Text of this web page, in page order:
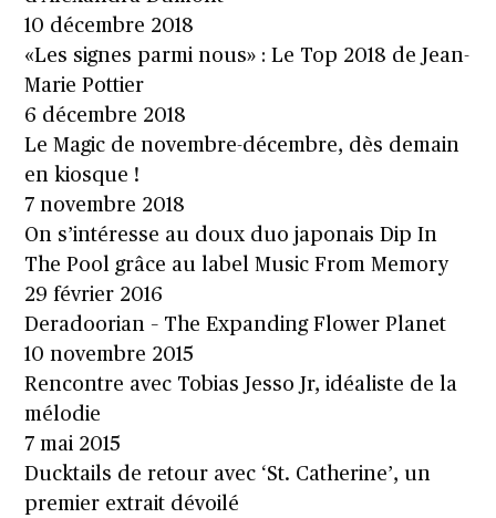
10 décembre 2018
«Les signes parmi nous» : Le Top 2018 de Jean-
Marie Pottier
6 décembre 2018
Le Magic de novembre-décembre, dès demain
en kiosque !
7 novembre 2018
On s’intéresse au doux duo japonais Dip In
The Pool grâce au label Music From Memory
29 février 2016
Deradoorian – The Expanding Flower Planet
10 novembre 2015
Rencontre avec Tobias Jesso Jr, idéaliste de la
mélodie
7 mai 2015
Ducktails de retour avec ‘St. Catherine’, un
premier extrait dévoilé